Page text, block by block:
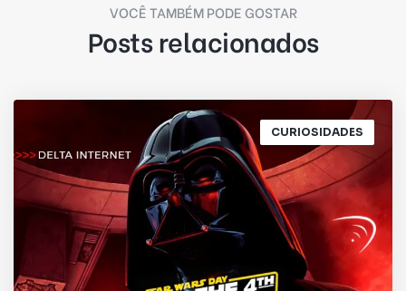
VOCÊ TAMBÉM PODE GOSTAR
Posts relacionados
CURIOSIDADES